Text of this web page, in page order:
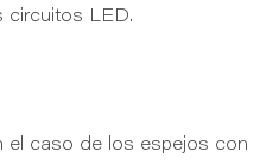
circuitos LED.
el caso de los espejos con